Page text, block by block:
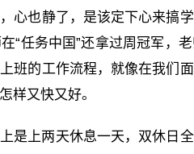
心也静了，是该定下心来搞
“任务中国”还拿过周冠军，
班的工作流程，就像在我们
样又快又好。
是上两天休息一天，双休日